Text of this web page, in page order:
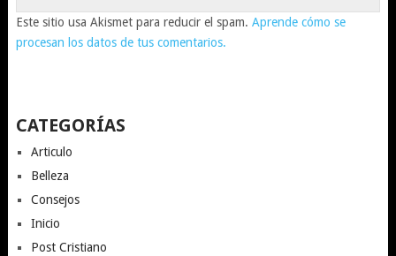
Este sitio usa Akismet para reducir el spam. Aprende cómo se
procesan los datos de tus comentarios.
CATEGORÍAS
Articulo
Belleza
Consejos
Inicio
Post Cristiano